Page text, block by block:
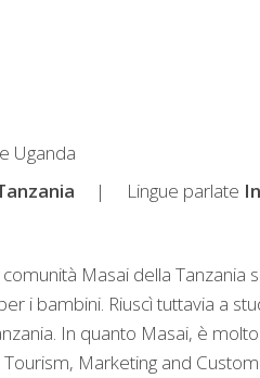
Uganda
Lingue parlate
Masai della
i bambini. Riuscì tuttavia a
In quanto Masai, è
Marketing and